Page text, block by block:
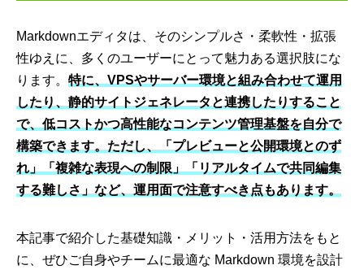
Markdownエディタは、そのシンプルさ・柔軟性・拡張
性ゆえに、多くのユーザーにとって魅力ある選択肢にな
ります。 特に、VPSやサーバー環境と組み合わせて運用
したり、静的サイトジェネレータと連携したりすること
で、低コストかつ高性能なコンテンツ管理基盤を自分で
構築できます。ただし、「プレビューと公開環境とのず
れ」「複雑な表現への制限」「リアルタイムで共同編集
する難しさ」など、運用面で注意すべき点もあります。
本記事で紹介した基礎知識・メリット・活用方法をもと
に、ぜひご自身やチームに最適な Markdown 環境を設計